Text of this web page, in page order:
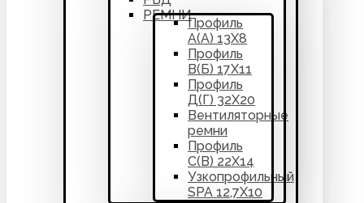
РЕМНИ
Профиль
А(А) 13Х8
Профиль
В(Б) 17Х11
Профиль
Д(Г) 32Х20
Вентиляторные
ремни
Профиль
С(В) 22Х14
Узкопрофильный
SPA 12,7Х10